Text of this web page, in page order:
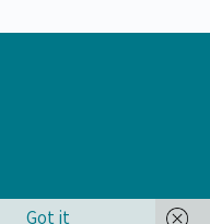
Got it